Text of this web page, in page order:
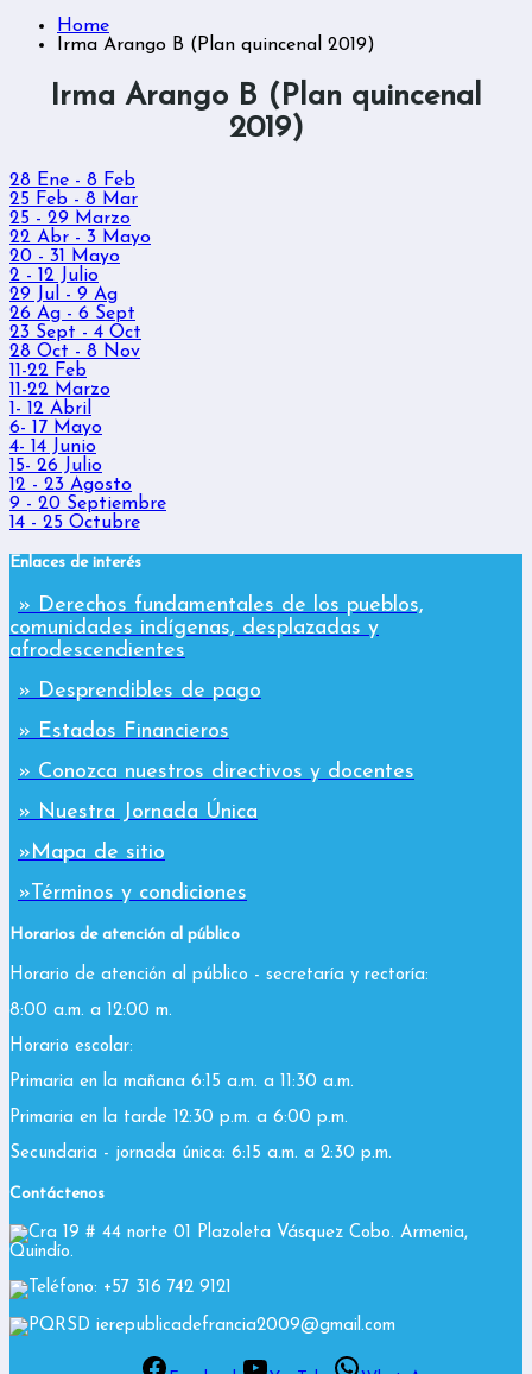
Home
Irma Arango B (Plan quincenal 2019)
Irma Arango B (Plan quincenal
2019)
28 Ene - 8 Feb
25 Feb - 8 Mar
25 - 29 Marzo
22 Abr - 3 Mayo
20 - 31 Mayo
2 - 12 Julio
29 Jul - 9 Ag
26 Ag - 6 Sept
23 Sept - 4 Oct
28 Oct - 8 Nov
11-22 Feb
11-22 Marzo
1- 12 Abril
6- 17 Mayo
4- 14 Junio
15- 26 Julio
12 - 23 Agosto
9 - 20 Septiembre
14 - 25 Octubre
Enlaces de interés
» Derechos fundamentales de los pueblos,
comunidades indígenas, desplazadas y
afrodescendientes
» Desprendibles de pago
» Estados Financieros
» Conozca nuestros directivos y docentes
» Nuestra Jornada Única
»Mapa de sitio
»Términos y condiciones
Horarios de atención al público
Horario de atención al público - secretaría y rectoría:
8:00 a.m. a 12:00 m.
Horario escolar:
Primaria en la mañana 6:15 a.m. a 11:30 a.m.
Primaria en la tarde 12:30 p.m. a 6:00 p.m.
Secundaria - jornada única: 6:15 a.m. a 2:30 p.m.
Contáctenos
Cra 19 # 44 norte 01 Plazoleta Vásquez Cobo. Armenia,
Quindío.
Teléfono: +57 316 742 9121
PQRSD ierepublicadefrancia2009@gmail.com